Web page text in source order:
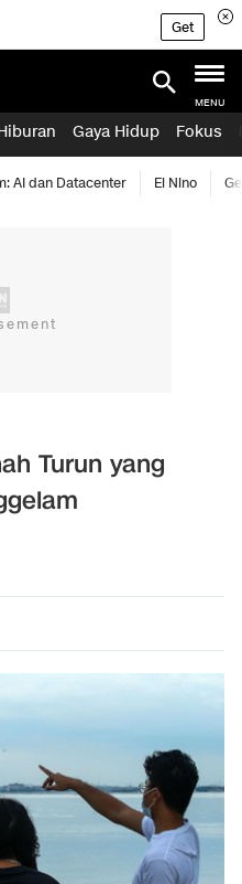
Get
MENU
Gaya Hidup Fokus
AI dan Datacenter El Nino
Turun yang